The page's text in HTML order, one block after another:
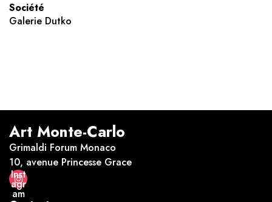
Société
Galerie Dutko
Art Monte-Carlo
Grimaldi Forum Monaco
10, avenue Princesse Grace
Inst
agr
am